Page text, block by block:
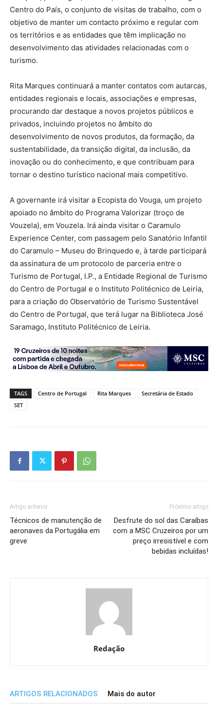
Centro do País, o conjunto de visitas de trabalho, com o
objetivo de manter um contacto próximo e regular com
os territórios e as entidades que têm implicação no
desenvolvimento das atividades relacionadas com o
turismo.
Rita Marques continuará a manter contatos com autarcas,
entidades regionais e locais, associações e empresas,
procurando dar destaque a novos projetos públicos e
privados, incluindo projetos no âmbito do
desenvolvimento de novos produtos, da formação, da
sustentabilidade, da transição digital, da inclusão, da
inovação ou do conhecimento, e que contribuam para
tornar o destino turístico nacional mais competitivo.
A governante irá visitar a Ecopista do Vouga, um projeto
apoiado no âmbito do Programa Valorizar (troço de
Vouzela), em Vouzela. Irá ainda visitar o Caramulo
Experience Center, com passagem pelo Sanatório Infantil
do Caramulo – Museu do Brinquedo e, à tarde participará
da assinatura de um protocolo de parceria entre o
Turismo de Portugal, I.P., a Entidade Regional de Turismo
do Centro de Portugal e o Instituto Politécnico de Leiria,
para a criação do Observatório de Turismo Sustentável
do Centro de Portugal, que terá lugar na Biblioteca José
Saramago, Instituto Politécnico de Leiria.
TAGS Centro de Portugal Rita Marques
Secretária de Estado
SET
Artigo anterior
Técnicos de manutenção de
aeronaves da Portugália em
greve
Próximo artigo
Desfrute do sol das Caraíbas
com a MSC Cruzeiros por um
preço irresistível e com
bebidas incluídas!
Redação
ARTIGOS RELACIONADOS Mais do autor